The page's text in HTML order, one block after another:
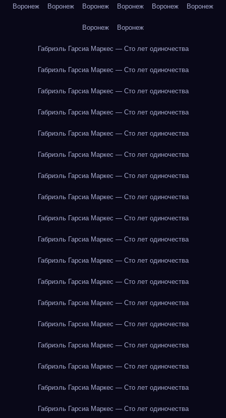
Воронеж Воронеж Воронеж Воронеж Воронеж Воронеж
Воронеж Воронеж
Габриэль Гарсиа Маркес — Сто лет одиночества
Габриэль Гарсиа Маркес — Сто лет одиночества
Габриэль Гарсиа Маркес — Сто лет одиночества
Габриэль Гарсиа Маркес — Сто лет одиночества
Габриэль Гарсиа Маркес — Сто лет одиночества
Габриэль Гарсиа Маркес — Сто лет одиночества
Габриэль Гарсиа Маркес — Сто лет одиночества
Габриэль Гарсиа Маркес — Сто лет одиночества
Габриэль Гарсиа Маркес — Сто лет одиночества
Габриэль Гарсиа Маркес — Сто лет одиночества
Габриэль Гарсиа Маркес — Сто лет одиночества
Габриэль Гарсиа Маркес — Сто лет одиночества
Габриэль Гарсиа Маркес — Сто лет одиночества
Габриэль Гарсиа Маркес — Сто лет одиночества
Габриэль Гарсиа Маркес — Сто лет одиночества
Габриэль Гарсиа Маркес — Сто лет одиночества
Габриэль Гарсиа Маркес — Сто лет одиночества
Габриэль Гарсиа Маркес — Сто лет одиночества